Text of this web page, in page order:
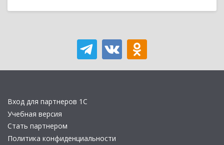
Вход для партнеров 1С
Учебная версия
Стать партнером
Политика конфиденциальности